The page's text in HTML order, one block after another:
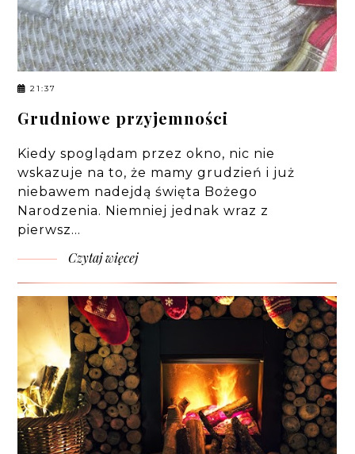
21:37
Grudniowe przyjemności
Kiedy spoglądam przez okno, nic nie
wskazuje na to, że mamy grudzień i już
niebawem nadejdą święta Bożego
Narodzenia. Niemniej jednak wraz z
pierwsz…
Czytaj więcej